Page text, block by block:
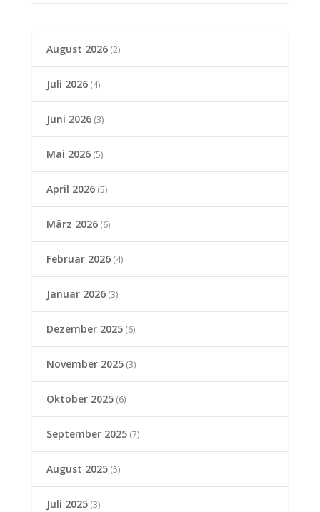
August 2026(2)
Juli 2026(4)
Juni 2026(3)
Mai 2026(5)
April 2026(5)
März 2026(6)
Februar 2026(4)
Januar 2026(3)
Dezember 2025(6)
November 2025(3)
Oktober 2025(6)
September 2025(7)
August 2025(5)
Juli 2025(3)